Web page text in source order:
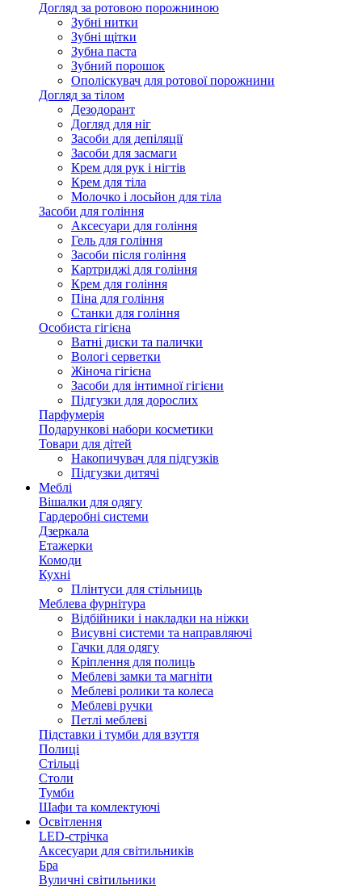
Догляд за ротовою порожниною
Зубні нитки
Зубні щітки
Зубна паста
Зубний порошок
Ополіскувач для ротової порожнини
Догляд за тілом
Дезодорант
Догляд для ніг
Засоби для депіляції
Засоби для засмаги
Крем для рук і нігтів
Крем для тіла
Молочко і лосьйон для тіла
Засоби для гоління
Аксесуари для гоління
Гель для гоління
Засоби після гоління
Картриджі для гоління
Крем для гоління
Піна для гоління
Станки для гоління
Особиста гігієна
Ватні диски та палички
Вологі серветки
Жіноча гігієна
Засоби для інтимної гігієни
Підгузки для дорослих
Парфумерія
Подарункові набори косметики
Товари для дітей
Накопичувач для підгузків
Підгузки дитячі
Меблі
Вішалки для одягу
Гардеробні системи
Дзеркала
Етажерки
Комоди
Кухні
Плінтуси для стільниць
Меблева фурнітура
Відбійники і накладки на ніжки
Висувні системи та направляючі
Гачки для одягу
Кріплення для полиць
Меблеві замки та магніти
Меблеві ролики та колеса
Меблеві ручки
Петлі меблеві
Підставки і тумби для взуття
Полиці
Стільці
Столи
Тумби
Шафи та комлектуючі
Освітлення
LED-стрічка
Аксесуари для світильників
Бра
Вуличні світильники